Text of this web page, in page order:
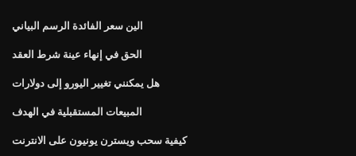
الين سعر الفائدة الرسم البياني
الحق في إنهاء عينة شرط العقد
هل يمكنني تغيير اليورو إلى دولارات
المبيعات المستقبلية في الهدف
كيفية سحب ويسترن يونيون على الانترنت